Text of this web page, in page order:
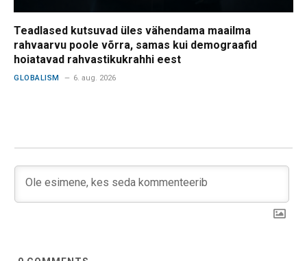
Teadlased kutsuvad üles vähendama maailma
rahvaarvu poole võrra, samas kui demograafid
hoiatavad rahvastikukrahhi eest
GLOBALISM 6. aug. 2026